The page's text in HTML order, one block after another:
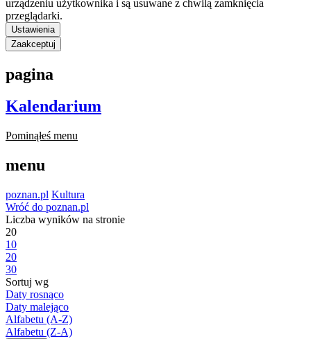
urządzeniu użytkownika i są usuwane z chwilą zamknięcia
przeglądarki.
Ustawienia
Zaakceptuj
pagina
Kalendarium
Pominąłeś menu
menu
poznan.pl Kultura
Wróć do poznan.pl
Liczba wyników na stronie
20
10
20
30
Sortuj wg
Daty rosnąco
Daty malejąco
Alfabetu (A-Z)
Alfabetu (Z-A)